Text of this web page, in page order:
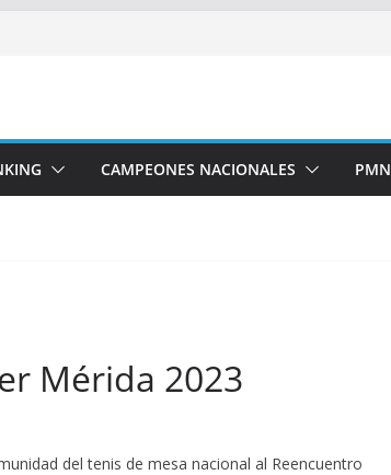
CAMPEONES NACIONALES PMN
Mérida 2023
del tenis de mesa nacional al Reencuentro